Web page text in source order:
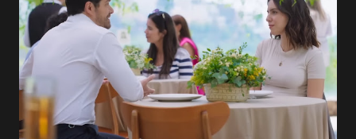
se aprimorar, trabalhando, estudando e se orgulhando de
ser a primeira mulher da família a ingressar na
universidade. Ela tem uma personalidade muito alegre, é
muito madura para a idade, determinada, criativa e
empática. Detesta injustiças e é uma ótima amiga. Pode ser
teimosa e muito persistente quando decide fazer algo.